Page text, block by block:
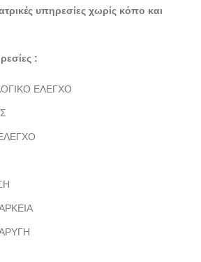
υπηρεσίες χωρίς κόπο και
:
ΕΛΕΓΧΟ